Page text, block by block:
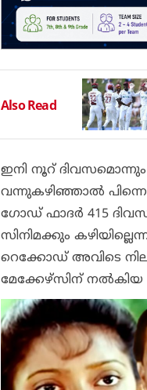
Also Read
ഇനി നൂറ് ദിവസമൊന്നും
വന്നുകഴിഞ്ഞാൽ
ഗോഡ് ഫാദർ 415
സിനിമക്കും
റെക്കോഡ് അവിടെ
മേക്കേഴ്സിന്